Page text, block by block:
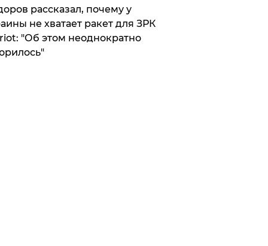
рассказал, почему у
не хватает ракет для ЗРК
"Об этом неоднократно